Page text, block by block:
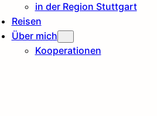
in der Region Stuttgart
Reisen
Über mich
Kooperationen